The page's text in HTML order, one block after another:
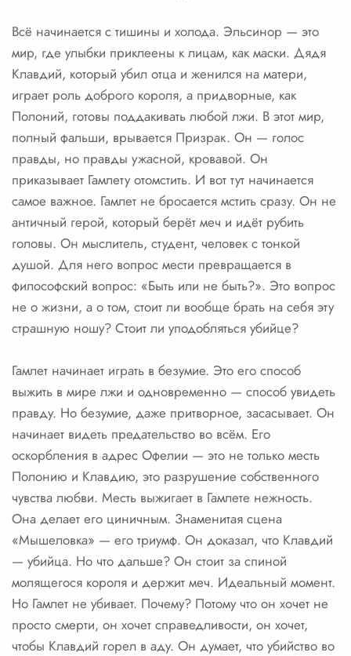
Всё начинается с тишины и холода. Эльсинор — это
мир, где улыбки приклеены к лицам, как маски. Дядя
Клавдий, который убил отца и женился на матери,
играет роль доброго короля, а придворные, как
Полоний, готовы поддакивать любой лжи. В этот мир,
полный фальши, врывается Призрак. Он — голос
правды, но правды ужасной, кровавой. Он
приказывает Гамлету отомстить. И вот тут начинается
самое важное. Гамлет не бросается мстить сразу. Он не
античный герой, который берёт меч и идёт рубить
головы. Он мыслитель, студент, человек с тонкой
душой. Для него вопрос мести превращается в
философский вопрос: «Быть или не быть?». Это вопрос
не о жизни, а о том, стоит ли вообще брать на себя эту
страшную ношу? Стоит ли уподобляться убийце?
Гамлет начинает играть в безумие. Это его способ
выжить в мире лжи и одновременно — способ увидеть
правду. Но безумие, даже притворное, засасывает. Он
начинает видеть предательство во всём. Его
оскорбления в адрес Офелии — это не только месть
Полонию и Клавдию, это разрушение собственного
чувства любви. Месть выжигает в Гамлете нежность.
Она делает его циничным. Знаменитая сцена
«Мышеловка» — его триумф. Он доказал, что Клавдий
— убийца. Но что дальше? Он стоит за спиной
молящегося короля и держит меч. Идеальный момент.
Но Гамлет не убивает. Почему? Потому что он хочет не
просто смерти, он хочет справедливости, он хочет,
чтобы Клавдий горел в аду. Он думает, что убийство во